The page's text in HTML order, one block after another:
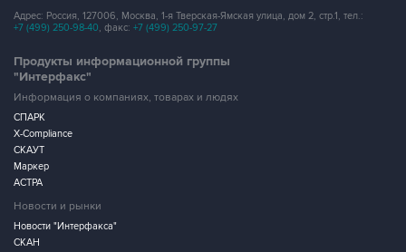
Адрес: Россия, 127006, Москва, 1-я Тверская-Ямская улица, дом 2, стр.1, тел.:
+7 (499) 250-98-40, факс: +7 (499) 250-97-27
Продукты информационной группы
"Интерфакс"
Информация о компаниях, товарах и людях
СПАРК
X-Compliance
СКАУТ
Маркер
АСТРА
Новости и рынки
Новости "Интерфакса"
СКАН